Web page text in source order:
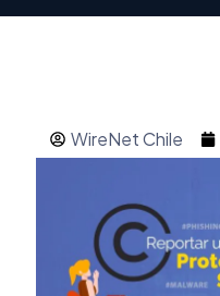
WireNet Chile